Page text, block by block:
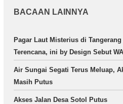
BACAAN LAINNYA
Pagar Laut Misterius di
Terencana, ini by Design Sebut
Air Sungai Segati Terus Meluap,
Masih Putus
Akses Jalan Desa Sotol Putus